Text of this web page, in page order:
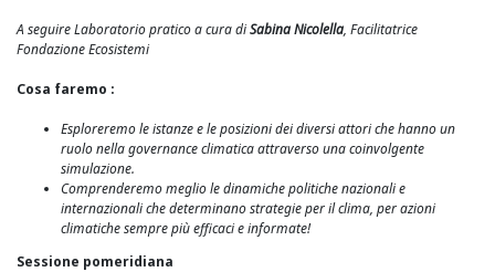
A seguire Laboratorio pratico a cura diSabina Nicolella, Facilitatrice
Fondazione Ecosistemi
Cosa faremo :
Esploreremo le istanze e le posizioni dei diversi attori che hanno un
ruolo nella governance climatica attraverso una coinvolgente
simulazione.
Comprenderemo meglio le dinamiche politiche nazionali e
internazionali che determinano strategie per il clima, per azioni
climatiche sempre più efficaci e informate!
Sessione pomeridiana